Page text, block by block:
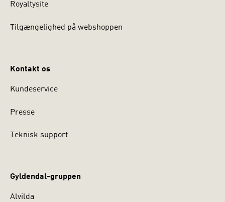
Royaltysite
Tilgængelighed på webshoppen
Kontakt os
Kundeservice
Presse
Teknisk support
Gyldendal-gruppen
Alvilda